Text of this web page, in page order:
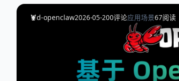
🦞d-openclaw2026-05-200评论应用场景67阅读